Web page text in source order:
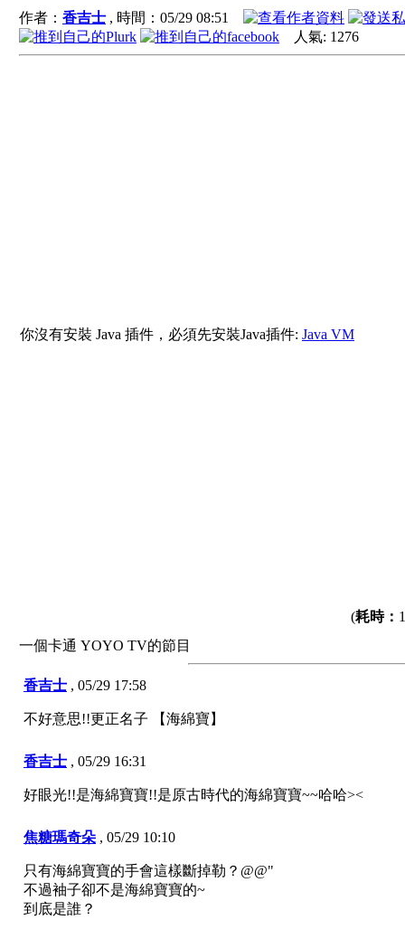
作者： 香吉士 , 時間： 05/29 08:51
人氣: 1276
你沒有安裝 Java 插件，必須先安裝Java插件: Java VM
(耗時：
一個卡通 YOYO TV的節目
香吉士 , 05/29 17:58
不好意思!!更正名子 【海綿寶】
香吉士 , 05/29 16:31
好眼光!!是海綿寶寶!!是原古時代的海綿寶寶~~哈哈><
焦糖瑪奇朵 , 05/29 10:10
只有海綿寶寶的手會這樣斷掉勒？@@"
不過袖子卻不是海綿寶寶的~
到底是誰？